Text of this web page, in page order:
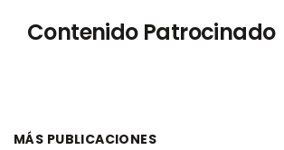
Contenido Patrocinado
MÁS PUBLICACIONES